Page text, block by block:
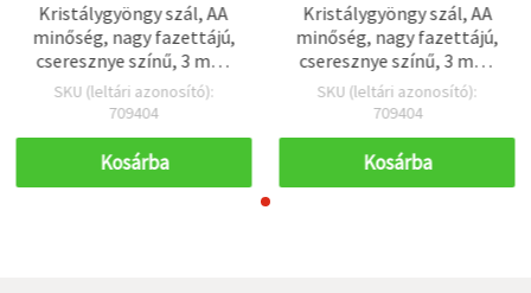
Kristálygyöngy szál, AA
minőség, nagy fazettájú,
cseresznye színű, 3 mm,
furat: 0,9 mm (kb. 128 db)
SKU (leltári azonosító):
709404
Kosárba
Kristálygyöngy szál, AA
minőség, nagy fazettájú,
cseresznye színű, 3 mm,
furat: 0,9 mm (kb. 128 db)
SKU (leltári azonosító):
709404
Kosárba